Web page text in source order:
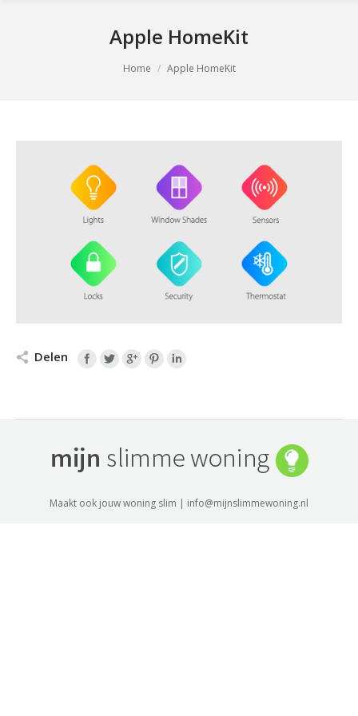
Apple HomeKit
Home Apple HomeKit
Delen
Maakt ook jouw woning slim | info@mijnslimmewoning.nl